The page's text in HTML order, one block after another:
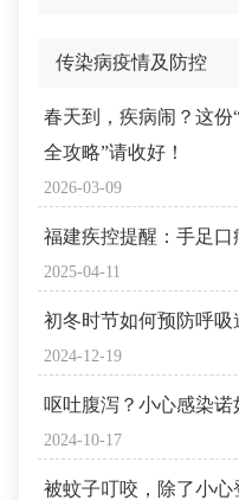
传染病疫情及防控
2026-03-09
春天到，疾病闹？这份
全攻略”请收好！
2025-04-11
福建疾控提醒：手足口
2024-12-19
初冬时节如何预防呼吸
2024-10-17
呕吐腹泻？小心感染诺
被蚊子叮咬，除了小